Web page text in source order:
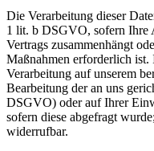
Die Verarbeitung dieser
1 lit. b DSGVO, sofern Ihre
Vertrags zusammenhängt
Maßnahmen erforderlich
Verarbeitung auf unserem
Bearbeitung der an uns
DSGVO) oder auf Ihrer
sofern diese abgefragt
widerrufbar.